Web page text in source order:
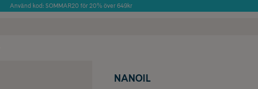
Använd kod: SOMMAR20 för 20% över 649kr
NANOIL